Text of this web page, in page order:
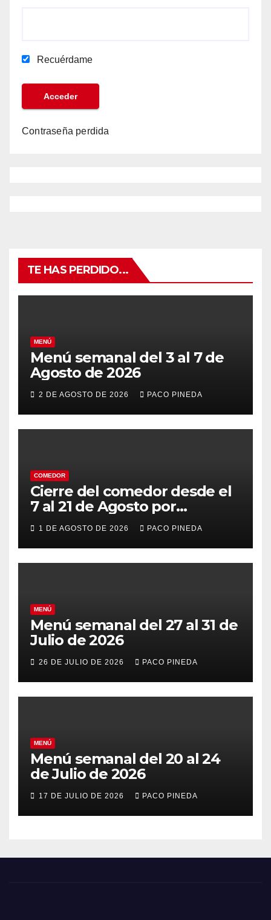
Recuérdame
Contraseña perdida
TE HAS PERDIDO...
MENÚ
Menú semanal del 3 al 7 de
Agosto de 2026
2 DE AGOSTO DE 2026 PACO PINEDA
COMEDOR
Cierre del comedor desde el
7 al 21 de Agosto por
vacaciones
1 DE AGOSTO DE 2026 PACO PINEDA
MENÚ
Menú semanal del 27 al 31 de
Julio de 2026
26 DE JULIO DE 2026 PACO PINEDA
MENÚ
Menú semanal del 20 al 24
de Julio de 2026
17 DE JULIO DE 2026 PACO PINEDA